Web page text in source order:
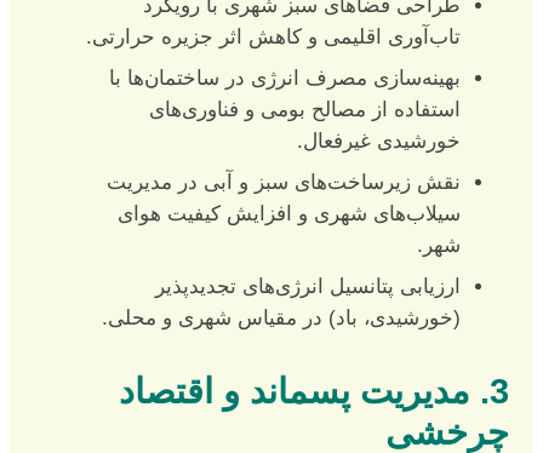
طراحی فضاهای سبز شهری با رویکرد
تاب‌آوری اقلیمی و کاهش اثر جزیره حرارتی.
بهینه‌سازی مصرف انرژی در ساختمان‌ها با
استفاده از مصالح بومی و فناوری‌های
خورشیدی غیرفعال.
نقش زیرساخت‌های سبز و آبی در مدیریت
سیلاب‌های شهری و افزایش کیفیت هوای
شهر.
ارزیابی پتانسیل انرژی‌های تجدیدپذیر
(خورشیدی، باد) در مقیاس شهری و محلی.
3. مدیریت پسماند و اقتصاد
چرخشی